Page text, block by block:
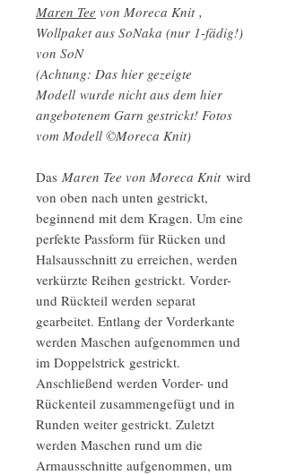
Maren Tee von Moreca Knit ,
Wollpaket aus SoNaka (nur 1-fädig!)
von SoN
(Achtung: Das hier gezeigte
Modell wurde nicht aus dem hier
angebotenem Garn gestrickt! Fotos
vom Modell ©Moreca Knit)
Das Maren Tee von Moreca Knit wird
von oben nach unten gestrickt,
beginnend mit dem Kragen. Um eine
perfekte Passform für Rücken und
Halsausschnitt zu erreichen, werden
verkürzte Reihen gestrickt. Vorder-
und Rückteil werden separat
gearbeitet. Entlang der Vorderkante
werden Maschen aufgenommen und
im Doppelstrick gestrickt.
Anschließend werden Vorder- und
Rückenteil zusammengefügt und in
Runden weiter gestrickt. Zuletzt
werden Maschen rund um die
Armausschnitte aufgenommen, um